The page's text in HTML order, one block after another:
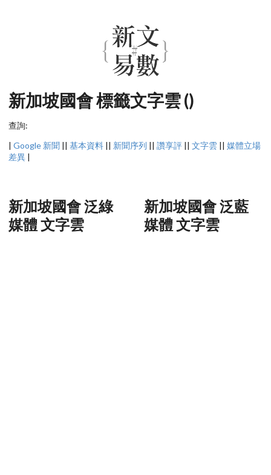
新加坡國會 標籤文字雲 ()
查詢:
| Google 新聞 || 基本資料 || 新聞序列 || 讚享評 || 文字雲 || 媒體立場
差異 |
新加坡國會 泛綠
媒體 文字雲
新加坡國會 泛藍
媒體 文字雲